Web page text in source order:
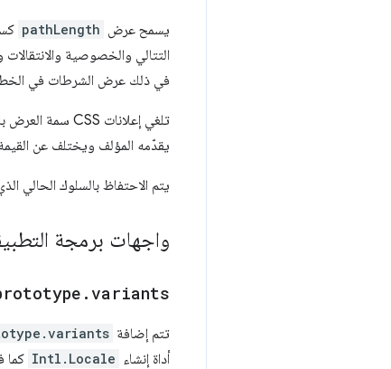
يسمح عرض pathLength
في ذلك عرض الشرطات في
تلغي إعلانات CSS سمة العرض باتّباع قواعد الأولوية العادية في CSS. القيمة الأولية لـ
يقدّمه المؤلف ويختلف عن
يتم الاحتفاظ بالسلوك الحالي
واجهات برمجة
. variants
تتم إضافة
أداة إنشاء Intl.Locale كما